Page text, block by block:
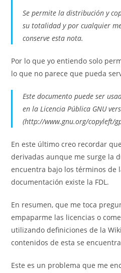
Se permite la distribución y
su totalidad y por cualquier
conserve esta nota.
Por lo que yo entiendo solo
lo que no parece que pueda
Este documento puede ser
en la Licencia Pública GNU
(http://www.gnu.org/copyleft/
En este último creo recordar
derivadas aunque me surge la
encuentra bajo los términos de
documentación existe la FDL.
En resumen, que me toca
empaparme las licencias o
utilizando definiciones de la
contenidos de esta se
Este es un problema que me